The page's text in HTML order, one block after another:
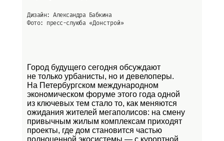
Дизайн: Александра Бабкина
Фото: пресс-слуюба «Донстрой»
Город будущего сегодня обсуждают
не только урбанисты, но и девелоперы.
На Петербургском международном
экономическом форуме этого года одной
из ключевых тем стало то, как меняются
ожидания жителей мегаполисов: на смену
привычным жилым комплексам приходят
проекты, где дом становится частью
полноценной экосистемы — с курортной